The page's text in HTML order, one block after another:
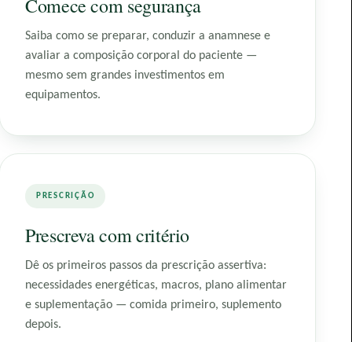
Comece com segurança
Saiba como se preparar, conduzir a anamnese e
avaliar a composição corporal do paciente —
mesmo sem grandes investimentos em
equipamentos.
PRESCRIÇÃO
Prescreva com critério
Dê os primeiros passos da prescrição assertiva:
necessidades energéticas, macros, plano alimentar
e suplementação — comida primeiro, suplemento
depois.